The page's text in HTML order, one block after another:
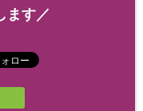
ます／